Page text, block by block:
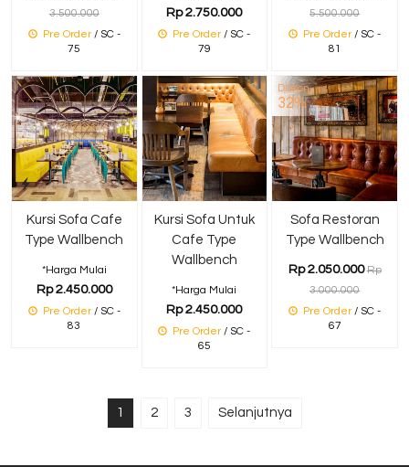
3.500.000
Pre Order/ SC -
75
Rp 2.750.000
Pre Order/ SC -
79
5.500.000
Pre Order/ SC -
81
Kursi Sofa Cafe
Type Wallbench
*Harga Mulai
Rp 2.450.000
Pre Order/ SC -
83
Kursi Sofa Untuk
Cafe Type
Wallbench
*Harga Mulai
Rp 2.450.000
Pre Order/ SC -
65
Diskon
32%
Sofa Restoran
Type Wallbench
Rp 2.050.000 Rp
3.000.000
Pre Order/ SC -
67
1 2 3 Selanjutnya